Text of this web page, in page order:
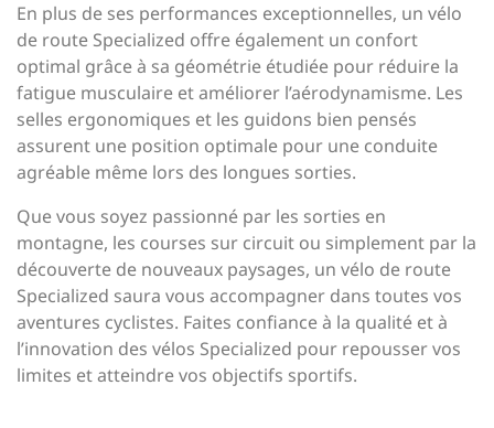
En plus de ses performances exceptionnelles, un vélo
de route Specialized offre également un confort
optimal grâce à sa géométrie étudiée pour réduire la
fatigue musculaire et améliorer l’aérodynamisme. Les
selles ergonomiques et les guidons bien pensés
assurent une position optimale pour une conduite
agréable même lors des longues sorties.
Que vous soyez passionné par les sorties en
montagne, les courses sur circuit ou simplement par la
découverte de nouveaux paysages, un vélo de route
Specialized saura vous accompagner dans toutes vos
aventures cyclistes. Faites confiance à la qualité et à
l’innovation des vélos Specialized pour repousser vos
limites et atteindre vos objectifs sportifs.